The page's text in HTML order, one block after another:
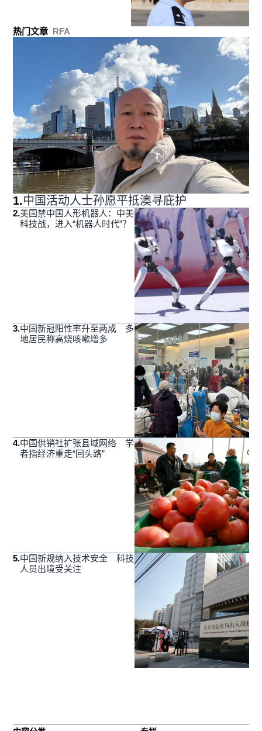
热门文章 RFA
1.中国活动人士孙愿平抵澳寻庇护
2.美国禁中国人形机器人：中美
科技战，进入“机器人时代”？
3.中国新冠阳性率升至两成 多
地居民称高烧咳嗽增多
4.中国供销社扩张县域网络 学
者指经济重走“回头路”
5.中国新规纳入技术安全 科技
人员出境受关注